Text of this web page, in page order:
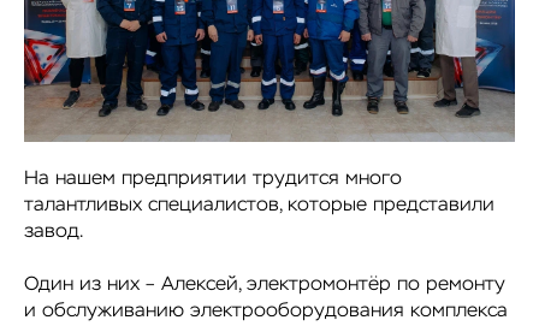
На нашем предприятии трудится много
талантливых специалистов, которые представили
завод.
Один из них – Алексей, электромонтёр по ремонту
и обслуживанию электрооборудования комплекса